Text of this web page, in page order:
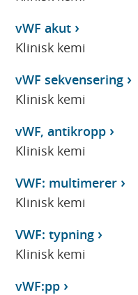
vWF akut
Klinisk kemi
vWF sekvensering
Klinisk kemi
vWF, antikropp
Klinisk kemi
VWF: multimerer
Klinisk kemi
VWF: typning
Klinisk kemi
vWF:pp